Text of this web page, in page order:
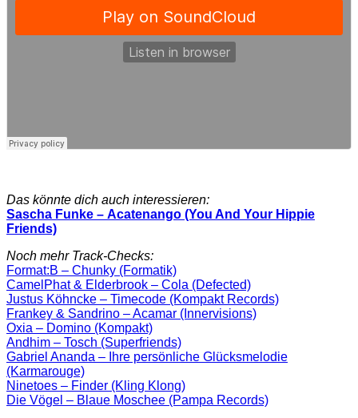
Das könnte dich auch interessieren:
Sascha Funke – Acatenango (You And Your Hippie
Friends)
Noch mehr Track-Checks:
Format:B – Chunky (Formatik)
CamelPhat & Elderbrook – Cola (Defected)
Justus Köhncke – Timecode (Kompakt Records)
Frankey & Sandrino – Acamar (Innervisions)
Oxia – Domino (Kompakt)
Andhim – Tosch (Superfriends)
Gabriel Ananda – Ihre persönliche Glücksmelodie
(Karmarouge)
Ninetoes – Finder (Kling Klong)
Die Vögel – Blaue Moschee (Pampa Records)